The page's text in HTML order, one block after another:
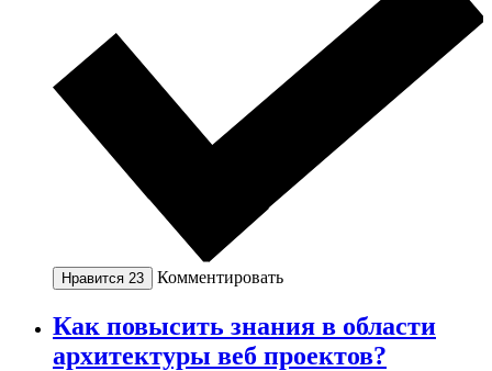
Нравится 23 Комментировать
Как повысить знания в области
архитектуры веб проектов?